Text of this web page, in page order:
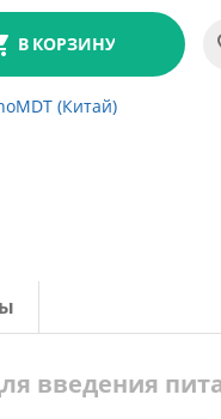
В КОРЗИНУ
(Китай)
введения